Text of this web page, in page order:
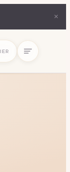
×